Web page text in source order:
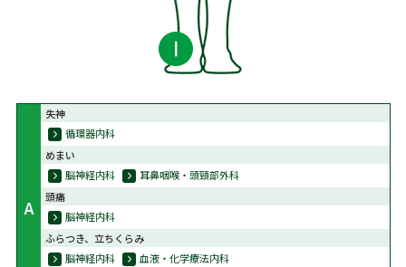
A
失神
循環器内科
めまい
脳神経内科
耳鼻咽喉・頭頸部外科
頭痛
脳神経内科
ふらつき、立ちくらみ
脳神経内科
血液・化学療法内科